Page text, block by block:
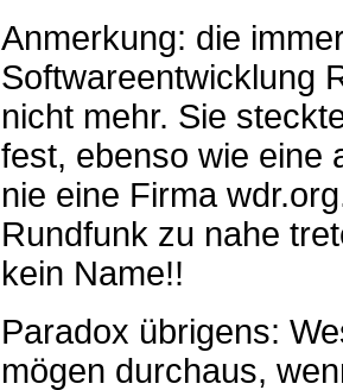
Anmerkung: die
Softwareentwicklung
nicht mehr. Sie
fest, ebenso wie eine
nie eine Firma
Rundfunk zu nahe
kein Name!!
Paradox übrigens:
mögen durchaus,